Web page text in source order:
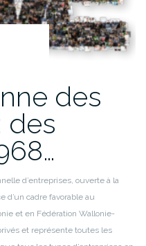
des
des
d’entreprises, ouverte à la
d’un cadre favorable au
et en Fédération Wallonie-
et représente toutes les